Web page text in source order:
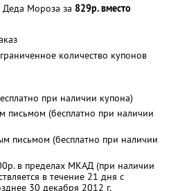
Деда Мороза за 829р. вместо
количество купонов
при наличии купона)
письмом (бесплатно при наличии
письмом (бесплатно при наличии
в пределах МКАД (при наличии
в течение 21 дня с
30 декабря 2012 г.